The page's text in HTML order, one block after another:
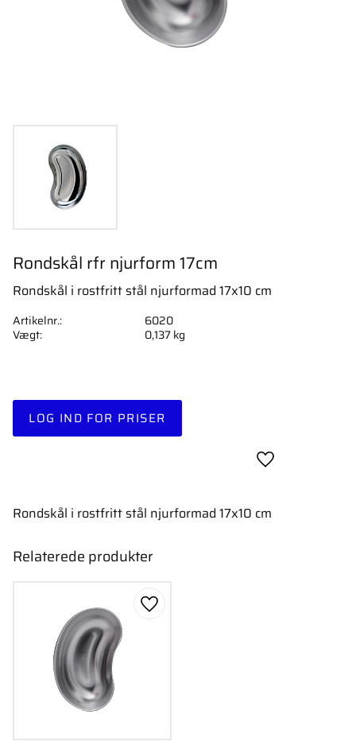
Rondskål rfr njurform 17cm
Rondskål i rostfritt stål njurformad 17x10 cm
LOG IND FOR PRISER
Gem som
Artikelnr.
6020
Vægt
0,137 kg
Rondskål i rostfritt stål njurformad 17x10 cm
Relaterede produkter
Gem som favorit